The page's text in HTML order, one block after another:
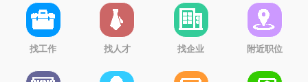
找工作 找人才 找企业 附近职位